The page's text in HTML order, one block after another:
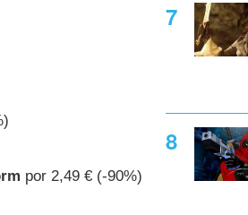
por 2,49 € (-90%)